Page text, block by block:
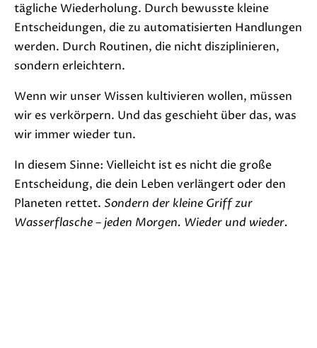
tägliche Wiederholung. Durch bewusste kleine
Entscheidungen, die zu automatisierten Handlungen
werden. Durch Routinen, die nicht disziplinieren,
sondern erleichtern.
Wenn wir unser Wissen kultivieren wollen, müssen
wir es verkörpern. Und das geschieht über das, was
wir immer wieder tun.
In diesem Sinne: Vielleicht ist es nicht die große
Entscheidung, die dein Leben verlängert oder den
Planeten rettet. Sondern der kleine Griff zur
Wasserflasche – jeden Morgen. Wieder und wieder.